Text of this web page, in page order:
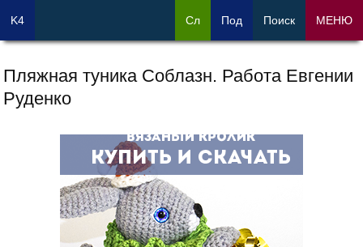
Пляжная туника Соблазн. Работа Евгении
Руденко
K4 Сл Под Поиск МЕНЮ